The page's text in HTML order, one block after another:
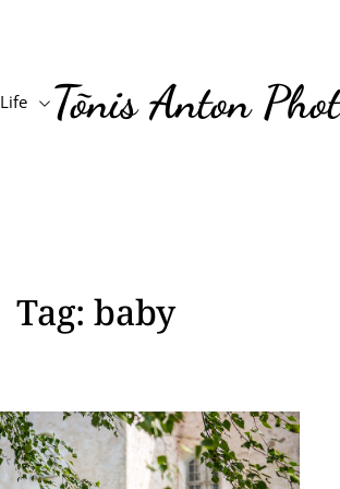
Life Tõnis Anton
Tag: baby